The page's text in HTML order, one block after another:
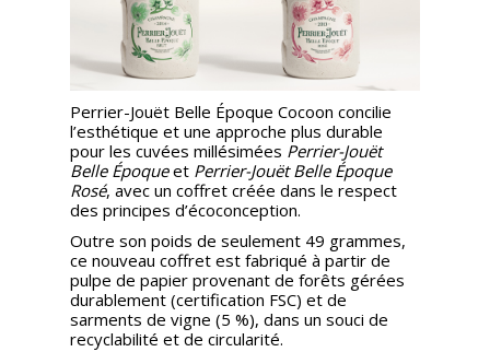
dégustation
Sommelleries
Le
magazine
Télécharger
la
Revue
Perrier-Jouët Belle Époque Cocoon concilie
l’esthétique et une approche plus durable
pour les cuvées millésimées Perrier-Jouët
Belle Époqueet Perrier-Jouët Belle Époque
Rosé, avec un coffret créée dans le respect
des principes d’écoconception.
Outre son poids de seulement 49 grammes,
ce nouveau coffret est fabriqué à partir de
pulpe de papier provenant de forêts gérées
durablement (certification FSC) et de
sarments de vigne (5 %), dans un souci de
recyclabilité et de circularité.